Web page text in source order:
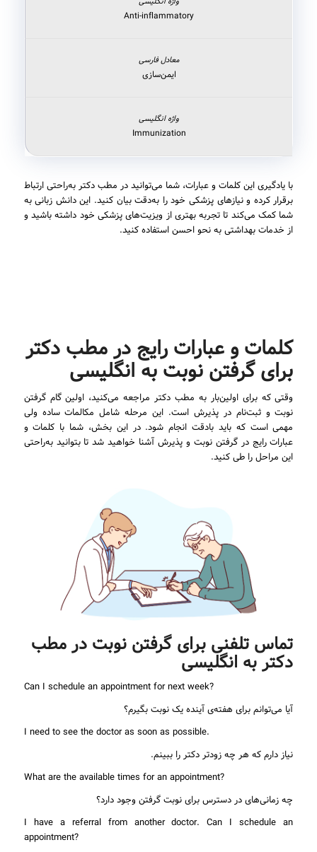
Anti-inflammatory
ایمن‌سازی
Immunization
با یادگیری این کلمات و عبارات، شما می‌توانید در مطب دکتر به‌راحتی ارتباط
برقرار کرده و نیازهای پزشکی خود را به‌دقت بیان کنید. این دانش زبانی به
شما کمک می‌کند تا تجربه بهتری از ویزیت‌های پزشکی خود داشته باشید و
از خدمات بهداشتی به نحو احسن استفاده کنید.
کلمات و عبارات رایج در مطب دکتر
برای گرفتن نوبت به انگلیسی
وقتی که برای اولین‌بار به مطب دکتر مراجعه می‌کنید، اولین گام گرفتن
نوبت و ثبت‌نام در پذیرش است. این مرحله شامل مکالمات ساده ولی
مهمی است که باید بادقت انجام شود. در این بخش، شما با کلمات و
عبارات رایج در گرفتن نوبت و پذیرش آشنا خواهید شد تا بتوانید به‌راحتی
این مراحل را طی کنید.
تماس تلفنی برای گرفتن نوبت در مطب
دکتر به انگلیسی
Can I schedule an appointment for next week?
آیا می‌توانم برای هفته‌ی آینده یک نوبت بگیرم؟
I need to see the doctor as soon as possible.
نیاز دارم که هر چه زودتر دکتر را ببینم.
What are the available times for an appointment?
چه زمانی‌های در دسترس برای نوبت گرفتن وجود دارد؟
I have a referral from another doctor. Can I schedule an
appointment?